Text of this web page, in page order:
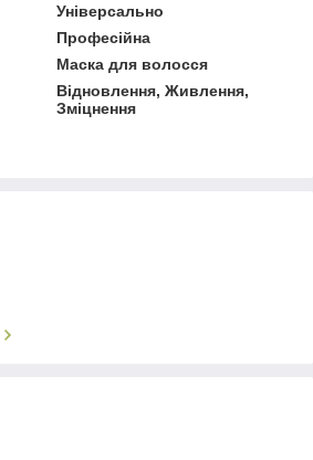
Універсально
Професійна
Маска для волосся
Відновлення, Живлення,
Зміцнення